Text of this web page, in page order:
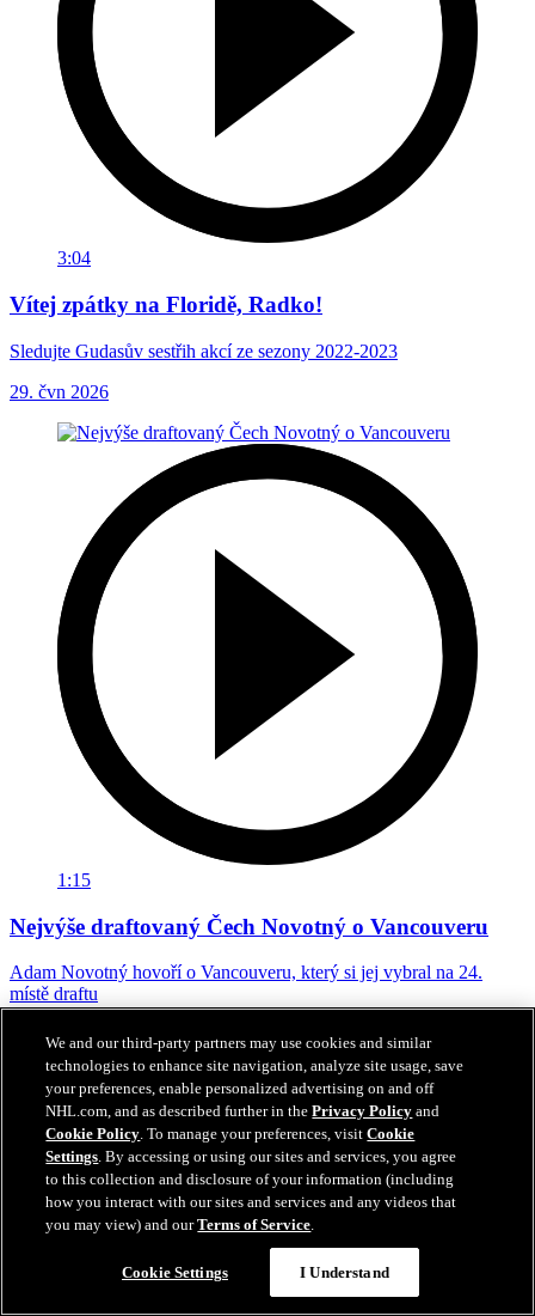
3:04
Vítej zpátky na Floridě, Radko!
Sledujte Gudasův sestřih akcí ze sezony 2022-2023
29. čvn 2026
1:15
Nejvýše draftovaný Čech Novotný o Vancouveru
Adam Novotný hovoří o Vancouveru, který si jej vybral na 24.
místě draftu
27. čvn 2026
We and our third-party partners may use cookies and similar
technologies to enhance site navigation, analyze site usage, save
your preferences, enable personalized advertising on and off
NHL.com, and as described further in thePrivacy Policy and
Cookie Policy. To manage your preferences, visitCookie
Settings. By accessing or using our sites and services, you agree
to this collection and disclosure of your information (including
how you interact with our sites and services and any videos that
you may view) and ourTerms of Service.
Cookie Settings I Understand